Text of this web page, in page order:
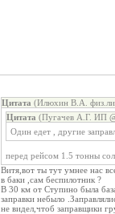
Цитата (Илюхин В.А.
Цитата (Пугачев А.Г. ИП
Один едет , другие
перед рейсом 1.5 тонны
Витя,вот ты тут умнее нас
в баки ,сам беспилотник ?
В 30 км от Ступино была
заправки небыло
не видел,чтоб заправщики